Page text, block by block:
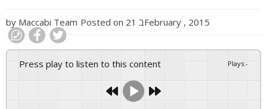
LINE-UPS
GALLERY
by Maccabi Team Posted on 21 בFebruary , 2015
Press play to listen to this content Plays:-